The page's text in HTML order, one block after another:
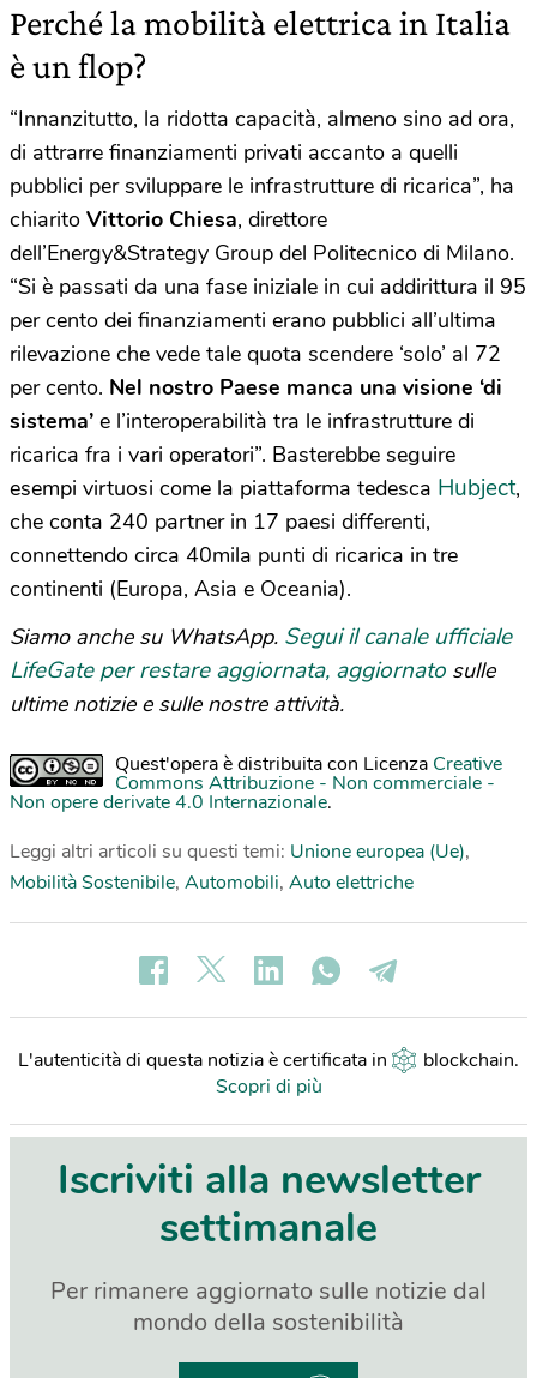
Perché la mobilità elettrica in Italia
è un flop?
“Innanzitutto, la ridotta capacità, almeno sino ad ora,
di attrarre finanziamenti privati accanto a quelli
pubblici per sviluppare le infrastrutture di ricarica”, ha
chiarito Vittorio Chiesa, direttore
dell’Energy&Strategy Group del Politecnico di Milano.
“Si è passati da una fase iniziale in cui addirittura il 95
per cento dei finanziamenti erano pubblici all’ultima
rilevazione che vede tale quota scendere ‘solo’ al 72
per cento. Nel nostro Paese manca una visione ‘di
sistema’ e l’interoperabilità tra le infrastrutture di
ricarica fra i vari operatori”. Basterebbe seguire
esempi virtuosi come la piattaforma tedesca Hubject,
che conta 240 partner in 17 paesi differenti,
connettendo circa 40mila punti di ricarica in tre
continenti (Europa, Asia e Oceania).
Siamo anche su WhatsApp. Segui il canale ufficiale
LifeGate per restare aggiornata, aggiornato sulle
ultime notizie e sulle nostre attività.
Quest'opera è distribuita con Licenza Creative
Commons Attribuzione - Non commerciale -
Non opere derivate 4.0 Internazionale.
Leggi altri articoli su questi temi: Unione europea (Ue),
Mobilità Sostenibile, Automobili, Auto elettriche
L'autenticità di questa notizia è certificata in blockchain.
Scopri di più
Iscriviti alla newsletter
settimanale
Per rimanere aggiornato sulle notizie dal
mondo della sostenibilità